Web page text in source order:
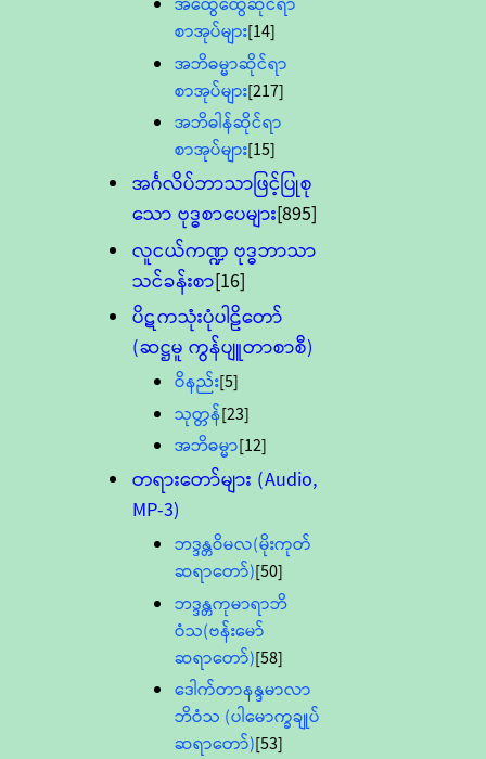
စာအုပ်များ[14]
အဘိဓမ္မာဆိုင်ရာ
စာအုပ်များ[217]
အဘိဓါန်ဆိုင်ရာ
စာအုပ်များ[15]
အင်္ဂလိပ်ဘာသာဖြင့်ပြုစု
သော ဗုဒ္ဓစာပေများ[895]
လူငယ်ကဏ္ဍ ဗုဒ္ဓဘာသာ
သင်ခန်းစာ[16]
ပိဋကသုံးပုံပါဠိတော်
(ဆဋ္ဌမူ ကွန်ပျူတာစာစီ)
ဝိနည်း[5]
သုတ္တန်[23]
အဘိဓမ္မာ[12]
တရားတော်များ (Audio,
MP-3)
ဘဒ္ဒန္တဝိမလ(မိုးကုတ်
ဆရာတော်)[50]
ဘဒ္ဒန္တကုမာရာဘိ
ဝံသ(ဗန်းမော်
ဆရာတော်)[58]
ဒေါက်တာနန္ဒမာလာ
ဘိဝံသ (ပါမောက္ခချုပ်
ဆရာတော်)[53]